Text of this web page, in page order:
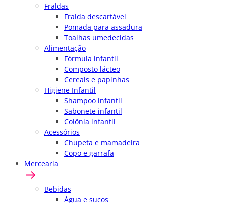
Fraldas
Fralda descartável
Pomada para assadura
Toalhas umedecidas
Alimentação
Fórmula infantil
Composto lácteo
Cereais e papinhas
Higiene Infantil
Shampoo infantil
Sabonete infantil
Colônia infantil
Acessórios
Chupeta e mamadeira
Copo e garrafa
Mercearia
Bebidas
Água e sucos